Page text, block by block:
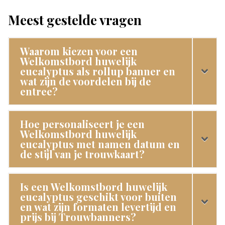
Meest gestelde vragen
Waarom kiezen voor een
Welkomstbord huwelijk
eucalyptus als rollup banner en
wat zijn de voordelen bij de
entree?
Hoe personaliseert je een
Welkomstbord huwelijk
eucalyptus met namen datum en
de stijl van je trouwkaart?
Is een Welkomstbord huwelijk
eucalyptus geschikt voor buiten
en wat zijn formaten levertijd en
prijs bij Trouwbanners?